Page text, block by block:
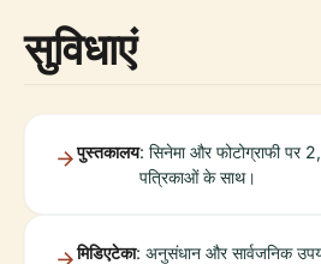
सुविधाएं
पुस्तकालय: सिनेमा और फोटोग्राफी
पत्रिकाओं के साथ।
मिडिएटेका: अनुसंधान और सार्वजनिक